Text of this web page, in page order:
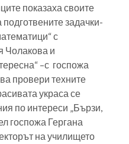
показаха своите
задачки-
с
Чолакова и
–с госпожа
провери техните
украса се
по интереси „Бързи,
госпожа Гергана
на училището